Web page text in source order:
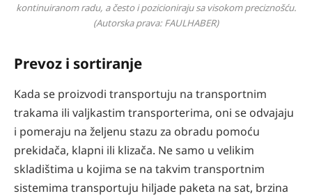
kontinuiranom radu, a često i pozicioniraju sa visokom preciznošću.
(Autorska prava: FAULHABER)
Prevoz i sortiranje
Kada se proizvodi transportuju na transportnim
trakama ili valjkastim transporterima, oni se odvajaju
i pomeraju na željenu stazu za obradu pomoću
prekidača, klapni ili klizača. Ne samo u velikim
skladištima u kojima se na takvim transportnim
sistemima transportuju hiljade paketa na sat, brzina